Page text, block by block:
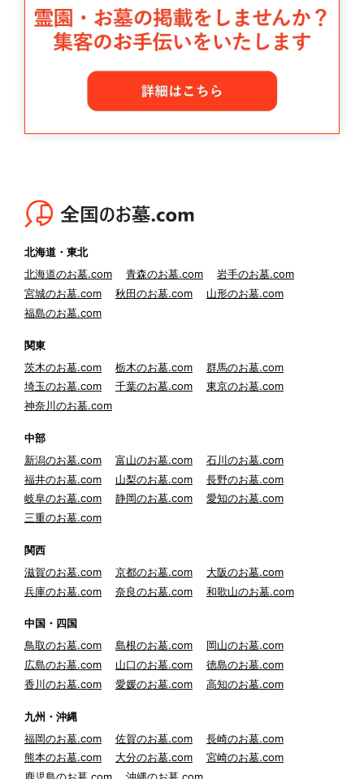
北海道・東北
北海道のお墓.com
青森のお墓.com
岩手のお墓.com
宮城のお墓.com
秋田のお墓.com
山形のお墓.com
福島のお墓.com
関東
茨木のお墓.com
栃木のお墓.com
群馬のお墓.com
埼玉のお墓.com
千葉のお墓.com
東京のお墓.com
神奈川のお墓.com
中部
新潟のお墓.com
富山のお墓.com
石川のお墓.com
福井のお墓.com
山梨のお墓.com
長野のお墓.com
岐阜のお墓.com
静岡のお墓.com
愛知のお墓.com
三重のお墓.com
関西
滋賀のお墓.com
京都のお墓.com
大阪のお墓.com
兵庫のお墓.com
奈良のお墓.com 和歌山のお墓.com
中国・四国
鳥取のお墓.com
島根のお墓.com
岡山のお墓.com
広島のお墓.com
山口のお墓.com
徳島のお墓.com
香川のお墓.com
愛媛のお墓.com 高知のお墓.com
九州・沖縄
福岡のお墓.com
佐賀のお墓.com
長崎のお墓.com
熊本のお墓.com
大分のお墓.com
宮崎のお墓.com